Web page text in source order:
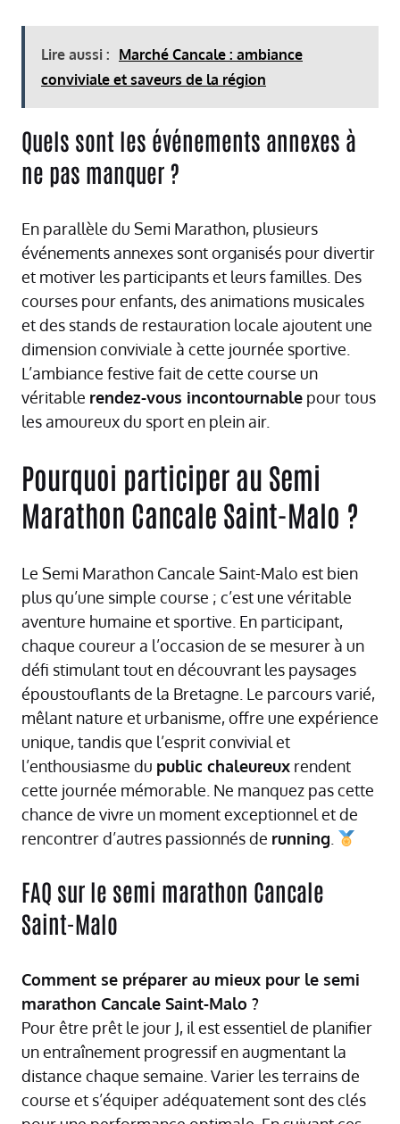
Lire aussi : Marché Cancale : ambiance
conviviale et saveurs de la région
Quels sont les événements annexes à
ne pas manquer ?
En parallèle du Semi Marathon, plusieurs
événements annexes sont organisés pour divertir
et motiver les participants et leurs familles. Des
courses pour enfants, des animations musicales
et des stands de restauration locale ajoutent une
dimension conviviale à cette journée sportive.
L’ambiance festive fait de cette course un
véritable rendez-vous incontournable pour tous
les amoureux du sport en plein air.
Pourquoi participer au Semi
Marathon Cancale Saint-Malo ?
Le Semi Marathon Cancale Saint-Malo est bien
plus qu’une simple course ; c’est une véritable
aventure humaine et sportive. En participant,
chaque coureur a l’occasion de se mesurer à un
défi stimulant tout en découvrant les paysages
époustouflants de la Bretagne. Le parcours varié,
mêlant nature et urbanisme, offre une expérience
unique, tandis que l’esprit convivial et
l’enthousiasme du public chaleureux rendent
cette journée mémorable. Ne manquez pas cette
chance de vivre un moment exceptionnel et de
rencontrer d’autres passionnés de running
FAQ sur le semi marathon Cancale
Saint-Malo
Comment se préparer au mieux pour le semi
marathon Cancale Saint-Malo ?
Pour être prêt le jour J, il est essentiel de planifier
un entraînement progressif en augmentant la
distance chaque semaine. Varier les terrains de
course et s’équiper adéquatement sont des clés